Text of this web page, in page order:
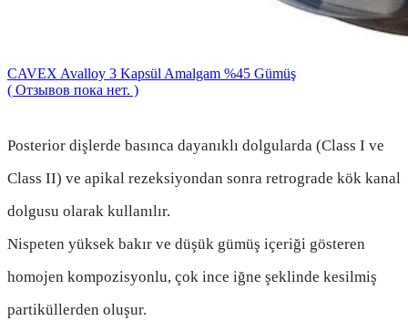
CAVEX Avalloy 3 Kapsül Amalgam %45 Gümüş
( Отзывов пока нет. )
Posterior dişlerde basınca dayanıklı dolgularda (Class I ve
Class II) ve apikal rezeksiyondan sonra retrograde kök kanal
dolgusu olarak kullanılır.
Nispeten yüksek bakır ve düşük gümüş içeriği gösteren
homojen kompozisyonlu, çok ince iğne şeklinde kesilmiş
partiküllerden oluşur.